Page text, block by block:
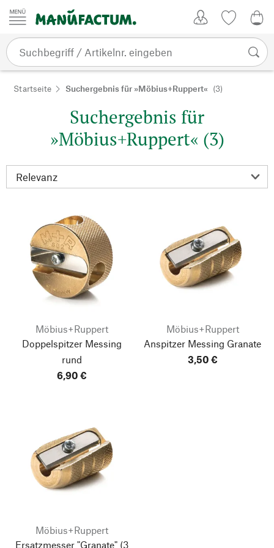
Zum Inhalt springen
Startseite Suchergebnis für »Möbius+Ruppert« (3)
Suchergebnis für
»Möbius+Ruppert« (3)
Möbius+Ruppert
Doppelspitzer Messing
rund
6,90 €
Möbius+Ruppert
Anspitzer Messing Granate
3,50 €
Möbius+Ruppert
Ersatzmesser "Granate"(3